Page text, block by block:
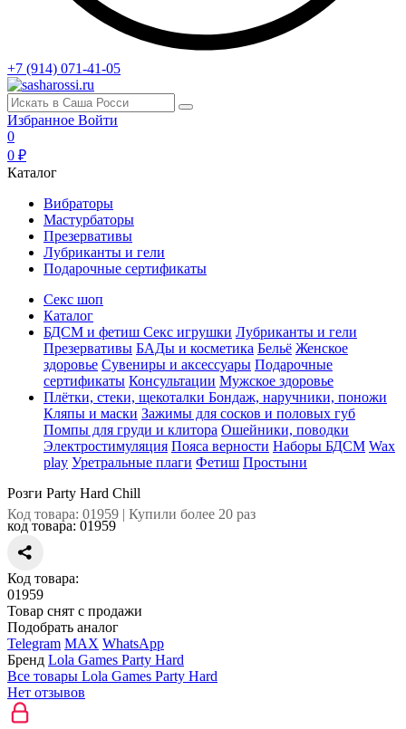
+7 (914) 071-41-05
Избранное Войти
0
0 ₽
Каталог
Вибраторы
Мастурбаторы
Презервативы
Лубриканты и гели
Подарочные сертификаты
Секс шоп
Каталог
БДСМ и фетиш Секс игрушки Лубриканты и гели
Презервативы БАДы и косметика Бельё Женское
здоровье Сувениры и аксессуары Подарочные
сертификаты Консультации Мужское здоровье
Плётки, стеки, щекоталки Бондаж, наручники, поножи
Кляпы и маски Зажимы для сосков и половых губ
Помпы для груди и клитора Ошейники, поводки
Электростимуляция Пояса верности Наборы БДСМ Wax
play Уретральные плаги Фетиш Простыни
Розги Party Hard Chill
Код товара: 01959 | Купили более 20 раз
код товара: 01959
Код товара:
01959
Товар снят с продажи
Подобрать аналог
Telegram MAX WhatsApp
Бренд Lola Games Party Hard
Все товары Lola Games Party Hard
Нет отзывов